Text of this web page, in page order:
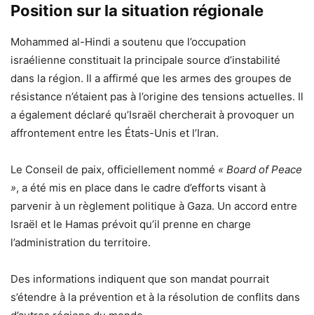
Position sur la situation régionale
Mohammed al-Hindi a soutenu que l’occupation
israélienne constituait la principale source d’instabilité
dans la région. Il a affirmé que les armes des groupes de
résistance n’étaient pas à l’origine des tensions actuelles. Il
a également déclaré qu’Israël chercherait à provoquer un
affrontement entre les États-Unis et l’Iran.
Le Conseil de paix, officiellement nommé « Board of Peace
», a été mis en place dans le cadre d’efforts visant à
parvenir à un règlement politique à Gaza. Un accord entre
Israël et le Hamas prévoit qu’il prenne en charge
l’administration du territoire.
Des informations indiquent que son mandat pourrait
s’étendre à la prévention et à la résolution de conflits dans